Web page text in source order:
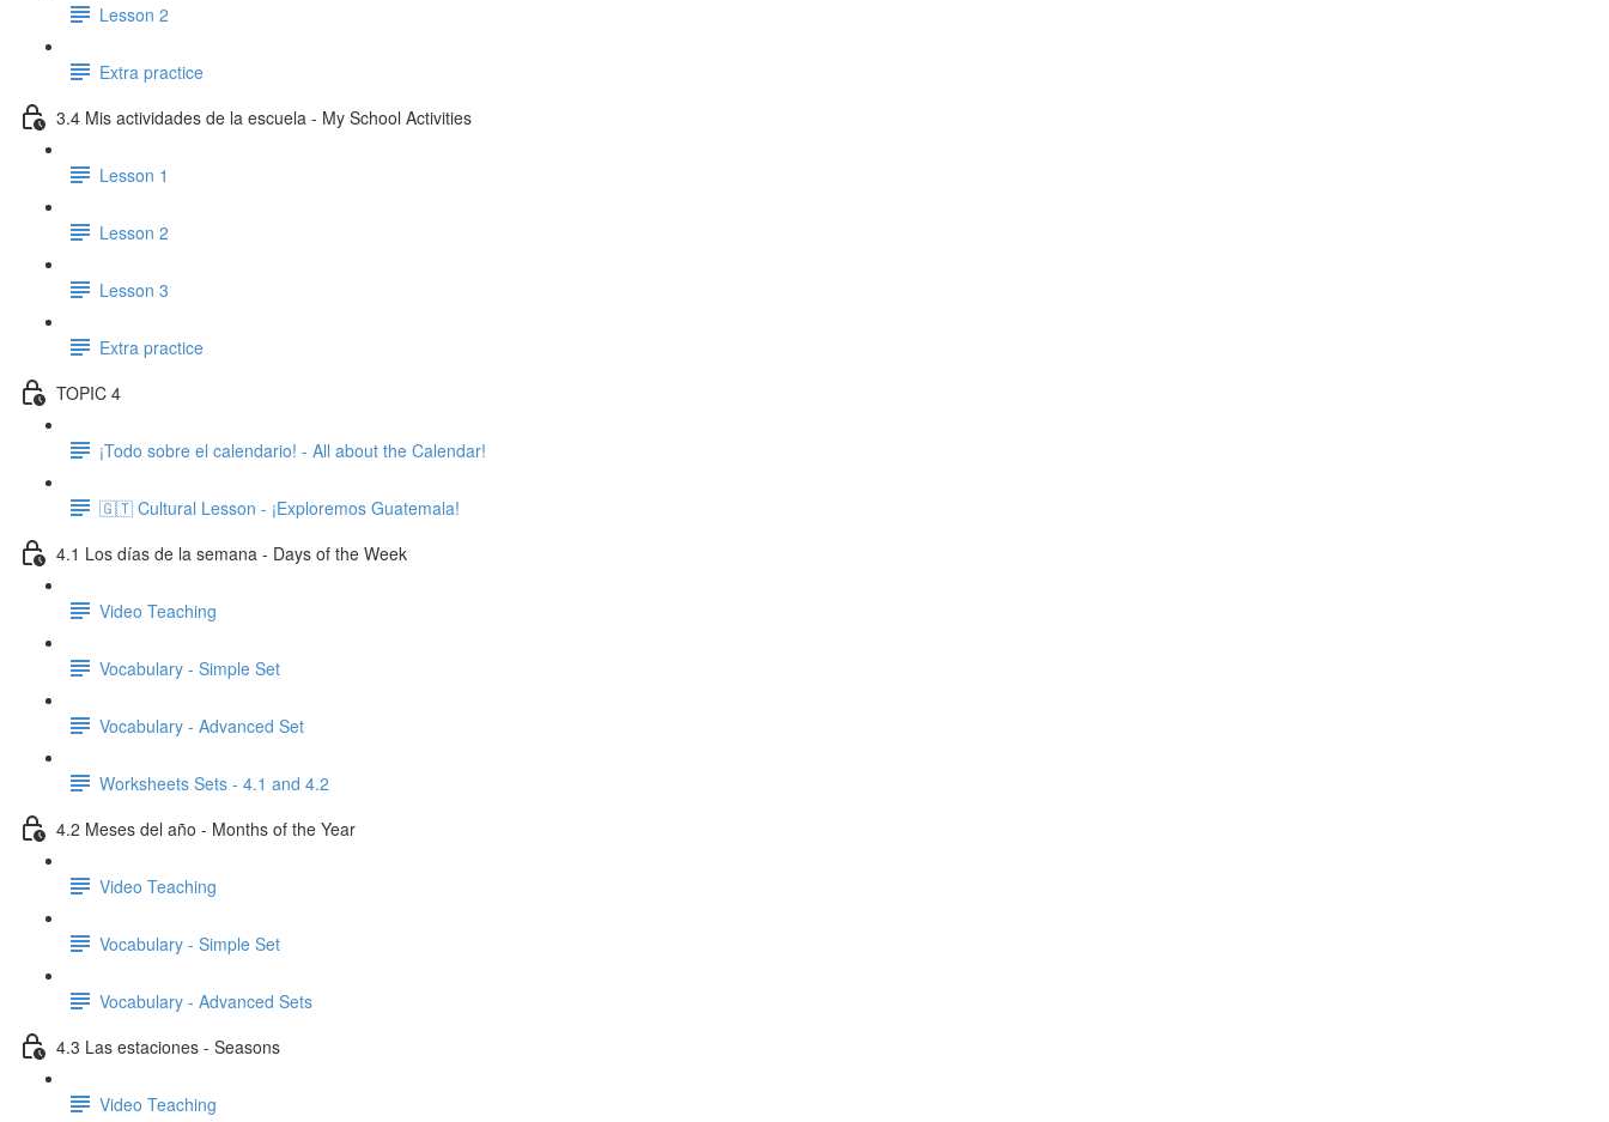
Lesson 2
Extra practice
3.4 Mis actividades de la escuela - My School Activities
Lesson 1
Lesson 2
Lesson 3
Extra practice
TOPIC 4
¡Todo sobre el calendario! - All about the Calendar!
🇬🇹 Cultural Lesson - ¡Exploremos Guatemala!
4.1 Los días de la semana - Days of the Week
Video Teaching
Vocabulary - Simple Set
Vocabulary - Advanced Set
Worksheets Sets - 4.1 and 4.2
4.2 Meses del año - Months of the Year
Video Teaching
Vocabulary - Simple Set
Vocabulary - Advanced Sets
4.3 Las estaciones - Seasons
Video Teaching